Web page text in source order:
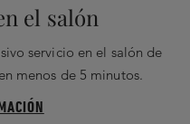
el salón
servicio en el salón de
menos de 5 minutos.